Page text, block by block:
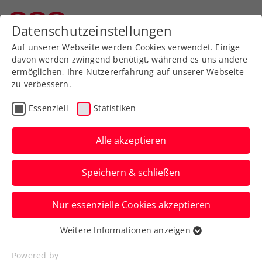
Zurück zur Newsübersicht
Salzburger Bundesliga
Teams starten in die
Meisterschaftssaison
STC Herren starten Mission
Titelverteidigung, die Damen aus St.
Johann wollen die Liga halten
Verfasst von: , 22.05.2026
Datenschutzeinstellungen
Auf unserer Webseite werden Cookies verwendet. Einige
davon werden zwingend benötigt, während es uns andere
ermöglichen, Ihre Nutzererfahrung auf unserer Webseite
zu verbessern.
Essenziell Statistiken
Alle akzeptieren
Speichern & schließen
Nur essenzielle Cookies akzeptieren
Essenziell
Essenzielle Cookies werden für grundlegende
Weitere Informationen anzeigen
Powered by